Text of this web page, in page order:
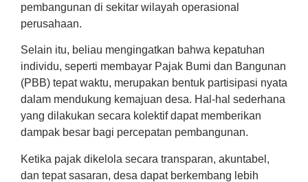
pembangunan di sekitar wilayah operasional
perusahaan.
Selain itu, beliau mengingatkan bahwa kepatuhan
individu, seperti membayar Pajak Bumi dan Bangunan
(PBB) tepat waktu, merupakan bentuk partisipasi nyata
dalam mendukung kemajuan desa. Hal-hal sederhana
yang dilakukan secara kolektif dapat memberikan
dampak besar bagi percepatan pembangunan.
Ketika pajak dikelola secara transparan, akuntabel,
dan tepat sasaran, desa dapat berkembang lebih